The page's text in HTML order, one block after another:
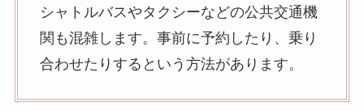
シャトルバスやタクシーなどの公共交通機
関も混雑します。事前に予約したり、乗り
合わせたりするという方法があります。